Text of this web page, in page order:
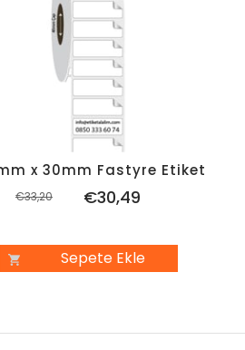
x 30mm Fastyre Etiket
€30,49
€33,20
Sepete Ekle